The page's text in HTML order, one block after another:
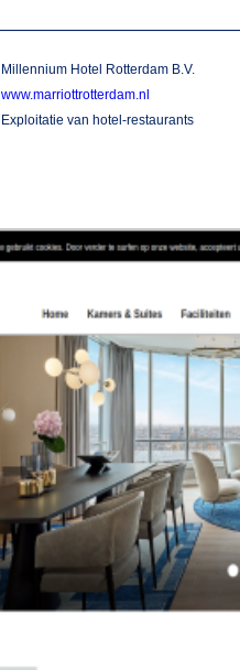
Millennium Hotel Rotterdam B.V.
www.marriottrotterdam.nl
Exploitatie van hotel-restaurants